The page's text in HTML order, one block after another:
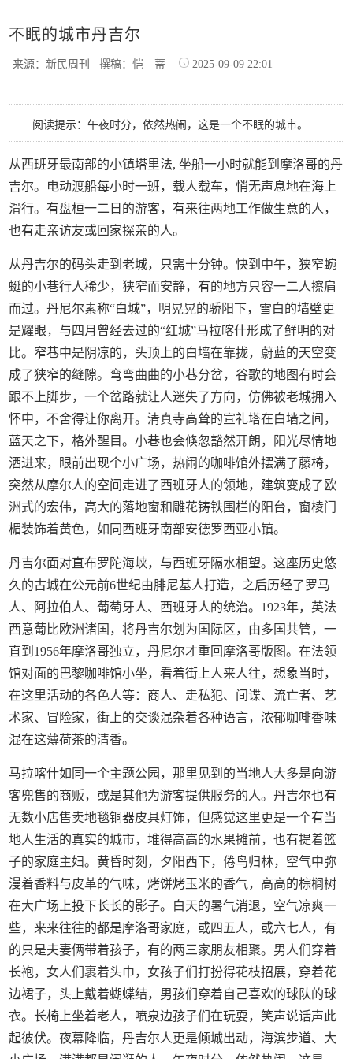
不眠的城市丹吉尔
来源：新民周刊撰稿：恺 蒂 2025-09-09 22:01
阅读提示：午夜时分，依然热闹，这是一个不眠的城市。
从西班牙最南部的小镇塔里法, 坐船一小时就能到摩洛哥的丹
吉尔。电动渡船每小时一班，载人载车，悄无声息地在海上
滑行。有盘桓一二日的游客，有来往两地工作做生意的人，
也有走亲访友或回家探亲的人。
从丹吉尔的码头走到老城，只需十分钟。快到中午，狭窄蜿
蜒的小巷行人稀少，狭窄而安静，有的地方只容一二人擦肩
而过。丹尼尔素称“白城”，明晃晃的骄阳下，雪白的墙壁更
是耀眼，与四月曾经去过的“红城”马拉喀什形成了鲜明的对
比。窄巷中是阴凉的，头顶上的白墙在靠拢，蔚蓝的天空变
成了狭窄的缝隙。弯弯曲曲的小巷分岔，谷歌的地图有时会
跟不上脚步，一个岔路就让人迷失了方向，仿佛被老城拥入
怀中，不舍得让你离开。清真寺高耸的宣礼塔在白墙之间，
蓝天之下，格外醒目。小巷也会倏忽豁然开朗，阳光尽情地
洒进来，眼前出现个小广场，热闹的咖啡馆外摆满了藤椅，
突然从摩尔人的空间走进了西班牙人的领地，建筑变成了欧
洲式的宏伟，高大的落地窗和雕花铸铁围栏的阳台，窗棱门
楣装饰着黄色，如同西班牙南部安德罗西亚小镇。
丹吉尔面对直布罗陀海峡，与西班牙隔水相望。这座历史悠
久的古城在公元前6世纪由腓尼基人打造，之后历经了罗马
人、阿拉伯人、葡萄牙人、西班牙人的统治。1923年，英法
西意葡比欧洲诸国，将丹吉尔划为国际区，由多国共管，一
直到1956年摩洛哥独立，丹尼尔才重回摩洛哥版图。在法领
馆对面的巴黎咖啡馆小坐，看着街上人来人往，想象当时，
在这里活动的各色人等：商人、走私犯、间谍、流亡者、艺
术家、冒险家，街上的交谈混杂着各种语言，浓郁咖啡香味
混在这薄荷茶的清香。
马拉喀什如同一个主题公园，那里见到的当地人大多是向游
客兜售的商贩，或是其他为游客提供服务的人。丹吉尔也有
无数小店售卖地毯铜器皮具灯饰，但感觉这里更是一个有当
地人生活的真实的城市，堆得高高的水果摊前，也有提着篮
子的家庭主妇。黄昏时刻，夕阳西下，倦鸟归林，空气中弥
漫着香料与皮革的气味，烤饼烤玉米的香气，高高的棕榈树
在大广场上投下长长的影子。白天的暑气消退，空气凉爽一
些，来来往往的都是摩洛哥家庭，或四五人，或六七人，有
的只是夫妻俩带着孩子，有的两三家朋友相聚。男人们穿着
长袍，女人们裹着头巾，女孩子们打扮得花枝招展，穿着花
边裙子，头上戴着蝴蝶结，男孩们穿着自己喜欢的球队的球
衣。长椅上坐着老人，喷泉边孩子们在玩耍，笑声说话声此
起彼伏。夜幕降临，丹吉尔人更是倾城出动，海滨步道、大